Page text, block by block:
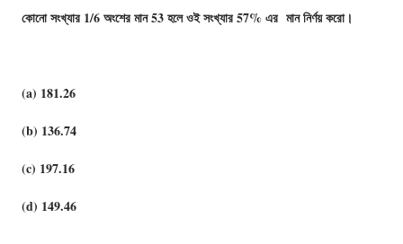
কোনো সংখ্যার 1/6 অংশের মান 53 হলে ওই সংখ্যার 57% এর মান নির্ণয় করো।
(a) 181.26
(b) 136.74
(c) 197.16
(d) 149.46